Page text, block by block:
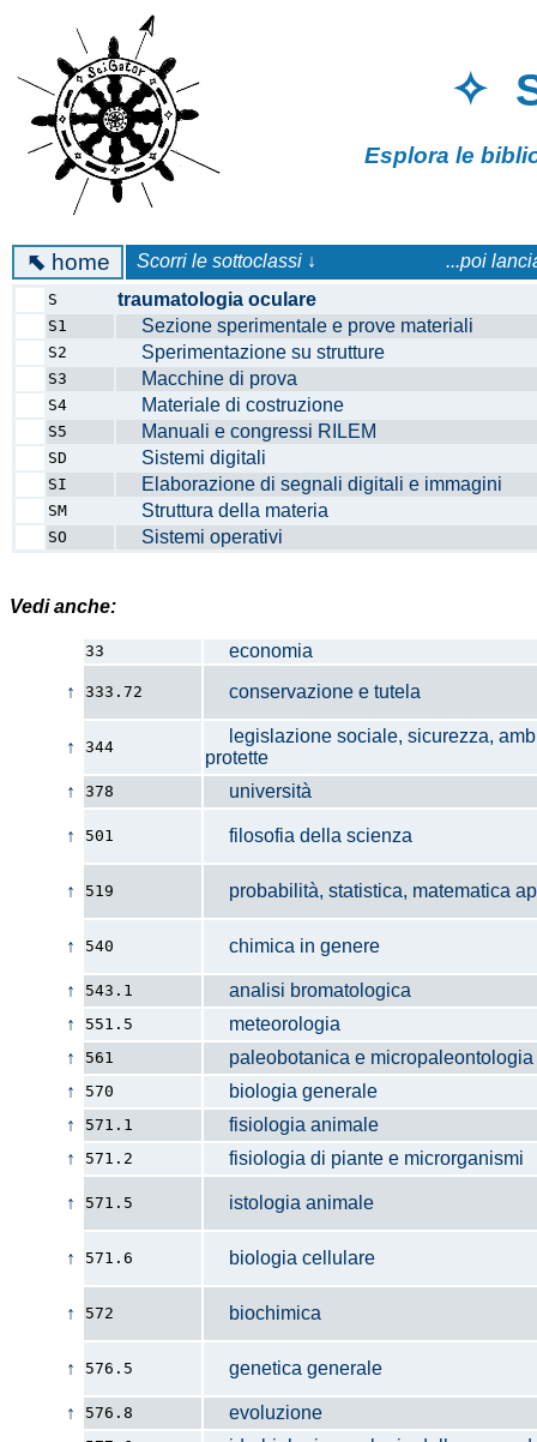
✧
Esplora le
⬉ home Scorri le sottoclassi ↓ ...poi
S traumatologia oculare
S1 Sezione sperimentale e prove materiali
S2 Sperimentazione su strutture
S3 Macchine di prova
S4 Materiale di costruzione
S5 Manuali e congressi RILEM
SD Sistemi digitali
SI Elaborazione di segnali digitali e immagini
SM Struttura della materia
SO Sistemi operativi
Vedi anche:
33
economia
↑
333.72 conservazione e tutela
↑ 344
legislazione sociale, sicurezza,
protette
↑
378 università
↑ 501 filosofia della scienza
↑ 519 probabilità, statistica, matematica
↑ 540 chimica in genere
↑ 543.1
analisi bromatologica
↑
551.5
meteorologia
↑
561
paleobotanica e micropaleontologia
↑
570
biologia generale
↑
571.1
fisiologia animale
↑
571.2 fisiologia di piante e microrganismi
↑ 571.5 istologia animale
↑ 571.6 biologia cellulare
↑ 572 biochimica
↑ 576.5 genetica generale
↑ 576.8
evoluzione